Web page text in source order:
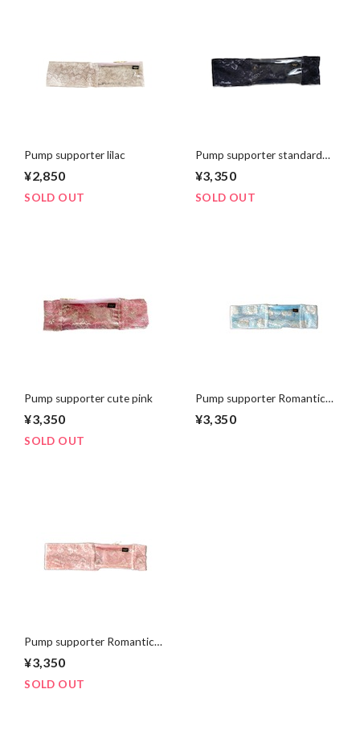
Pump supporter lilac
¥2,850
SOLD OUT
Pump supporter standard
¥3,350
SOLD OUT
Pump supporter cute pink
¥3,350
SOLD OUT
Pump supporter Romantic
¥3,350
Pump supporter Romantic
pink
¥3,350
SOLD OUT